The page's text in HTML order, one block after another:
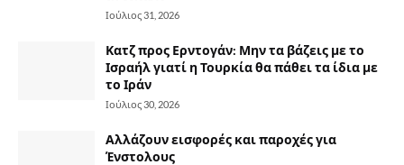
Ιούλιος 31, 2026
Κατζ προς Ερντογάν: Μην τα βάζεις με το
Ισραήλ γιατί η Τουρκία θα πάθει τα ίδια με
το Ιράν
Ιούλιος 30, 2026
Αλλάζουν εισφορές και παροχές για
Ένστολους